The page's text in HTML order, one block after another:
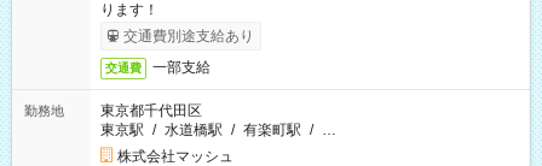
ります！
交通費別途支給あり
交通費 一部支給
勤務地
東京都千代田区
東京駅 / 水道橋駅 / 有楽町駅 / …
株式会社マッシュ